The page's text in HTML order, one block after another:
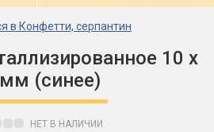
в Конфетти, серпантин
10 х
(синее)
НЕТ В НАЛИЧИИ